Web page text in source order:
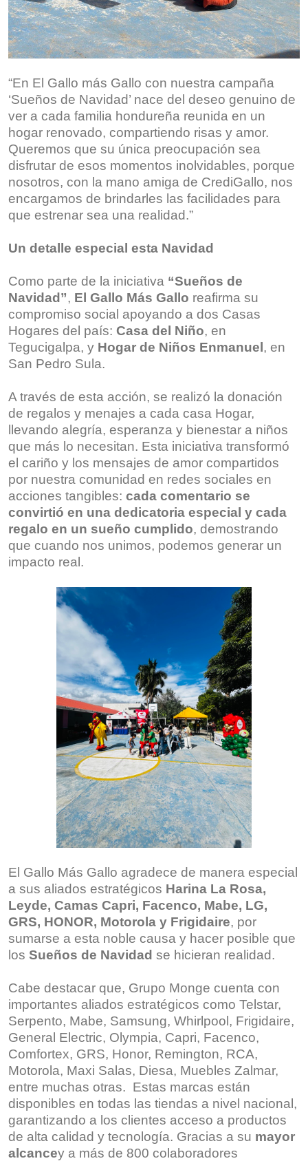
“En El Gallo más Gallo con nuestra campaña
‘Sueños de Navidad’ nace del deseo genuino de
ver a cada familia hondureña reunida en un
hogar renovado, compartiendo risas y amor.
Queremos que su única preocupación sea
disfrutar de esos momentos inolvidables, porque
nosotros, con la mano amiga de CrediGallo, nos
encargamos de brindarles las facilidades para
que estrenar sea una realidad.”
Un detalle especial esta Navidad
Como parte de la iniciativa “Sueños de
Navidad”, El Gallo Más Gallo reafirma su
compromiso social apoyando a dos Casas
Hogares del país: Casa del Niño, en
Tegucigalpa, y Hogar de Niños Enmanuel , en
San Pedro Sula.
A través de esta acción, se realizó la donación
de regalos y menajes a cada casa Hogar,
llevando alegría, esperanza y bienestar a niños
que más lo necesitan. Esta iniciativa transformó
el cariño y los mensajes de amor compartidos
por nuestra comunidad en redes sociales en
acciones tangibles: cada comentario se
convirtió en una dedicatoria especial y cada
regalo en un sueño cumplido, demostrando
que cuando nos unimos, podemos generar un
impacto real.
El Gallo Más Gallo agradece de manera especial
a sus aliados estratégicos Harina La Rosa,
Leyde, Camas Capri, Facenco, Mabe, LG,
GRS, HONOR, Motorola y Frigidaire, por
sumarse a esta noble causa y hacer posible que
los Sueños de Navidad se hicieran realidad.
Cabe destacar que, Grupo Monge cuenta con
importantes aliados estratégicos como Telstar,
Serpento, Mabe, Samsung, Whirlpool, Frigidaire,
General Electric, Olympia, Capri, Facenco,
Comfortex, GRS, Honor, Remington, RCA,
Motorola, Maxi Salas, Diesa, Muebles Zalmar,
entre muchas otras. Estas marcas están
disponibles en todas las tiendas a nivel nacional,
garantizando a los clientes acceso a productos
de alta calidad y tecnología. Gracias a su mayor
alcancey a más de 800 colaboradores